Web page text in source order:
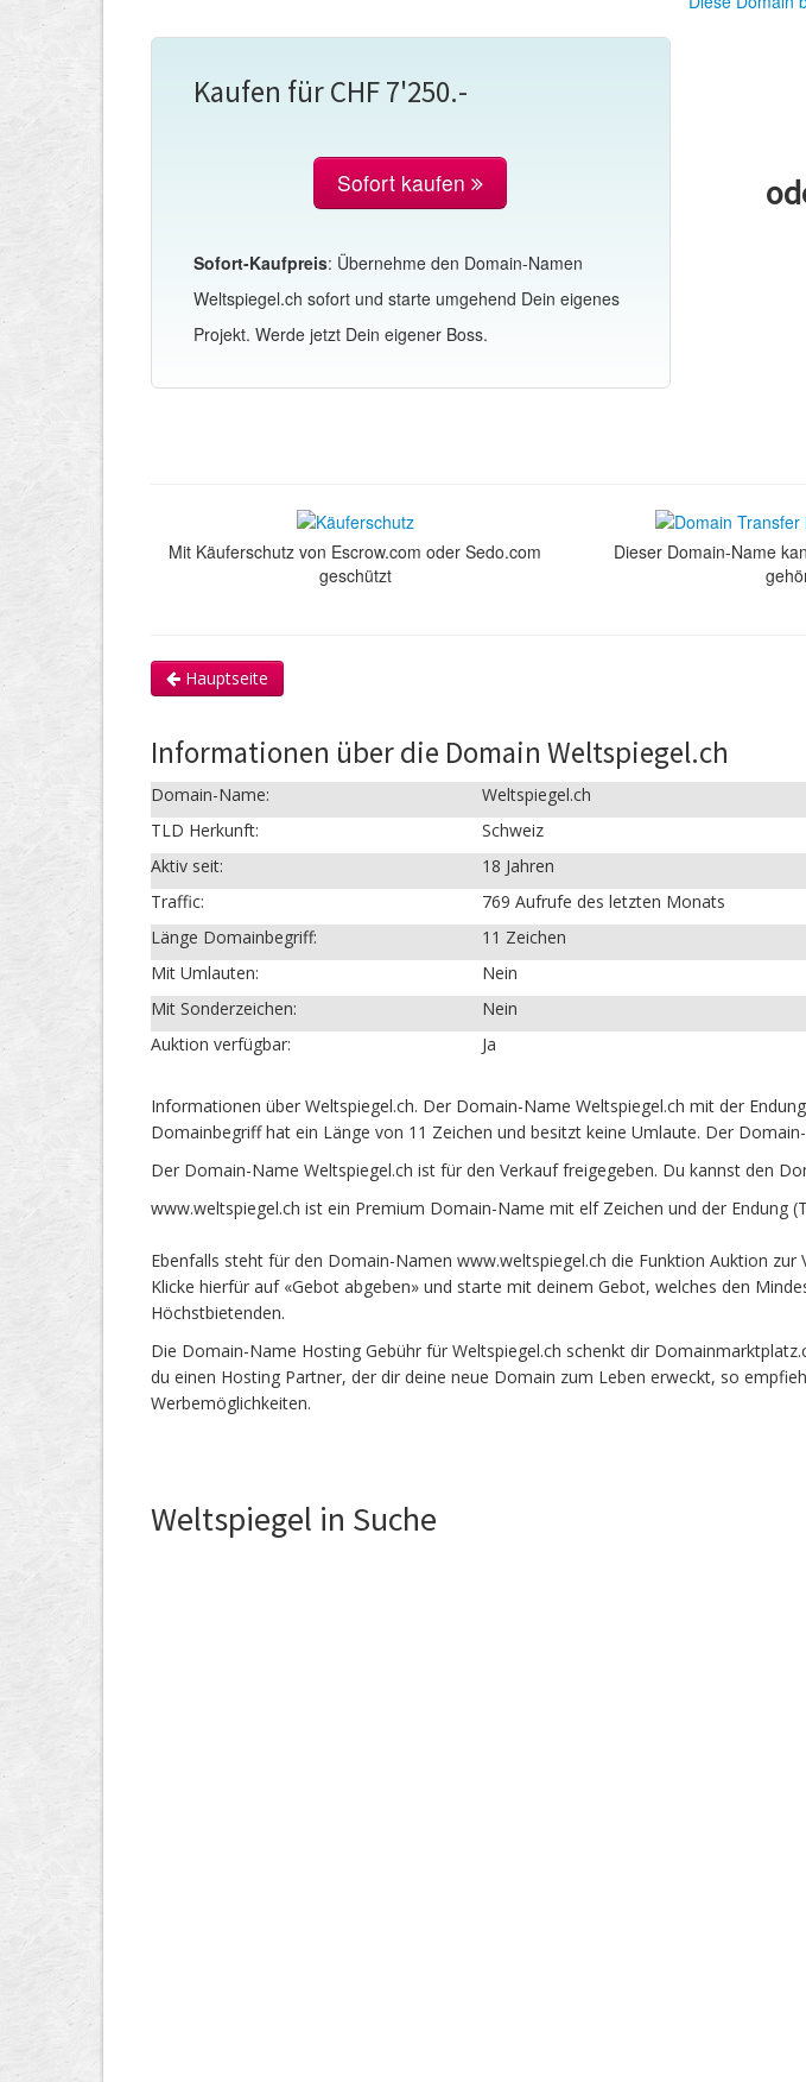
Kaufen für CHF 7'250.-
Sofort kaufen
Sofort-Kaufpreis: Übernehme den Domain-Namen
Weltspiegel.ch sofort und starte umgehend Dein eigenes
Projekt. Werde jetzt Dein eigener Boss.
Mit Käuferschutz von Escrow.com oder Sedo.com
geschützt
Dieser Domain-Name
Hauptseite
Informationen über die Domain Weltspiegel.ch
Domain-Name:
Weltspiegel.ch
TLD Herkunft:
Schweiz
Aktiv seit:
18 Jahren
Traffic:
769 Aufrufe des letzten Monats
Länge Domainbegriff:
11 Zeichen
Mit Umlauten:
Nein
Mit Sonderzeichen:
Nein
Auktion verfügbar:
Ja
Informationen über Weltspiegel.ch. Der Domain-Name Weltspiegel.ch mit der
Domainbegriff hat ein Länge von 11 Zeichen und besitzt keine Umlaute. Der
Der Domain-Name Weltspiegel.ch ist für den Verkauf freigegeben. Du kannst den
www.weltspiegel.ch ist ein Premium Domain-Name mit elf Zeichen und der Endung
Ebenfalls steht für den Domain-Namen www.weltspiegel.ch die Funktion Auktion
Klicke hierfür auf «Gebot abgeben» und starte mit deinem Gebot, welches den
Höchstbietenden.
Die Domain-Name Hosting Gebühr für Weltspiegel.ch schenkt dir
du einen Hosting Partner, der dir deine neue Domain zum Leben erweckt, so
Werbemöglichkeiten.
Weltspiegel in Suche